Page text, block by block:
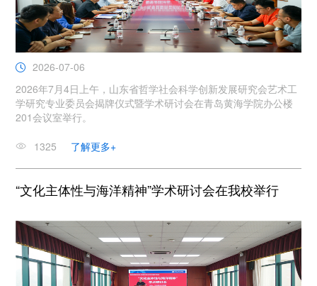
2026-07-06
2026年7月4日上午，山东省哲学社会科学创新发展研究会艺术工
学研究专业委员会揭牌仪式暨学术研讨会在青岛黄海学院办公楼
201会议室举行。
1325 了解更多+
“文化主体性与海洋精神”学术研讨会在我校举行